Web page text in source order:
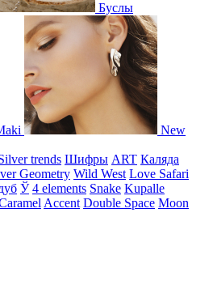
Буслы
New
trends Шифры ART Каляда
Geometry Wild West Love Safari
Ў 4 elements Snake Kupalle
Accent Double Space Moon